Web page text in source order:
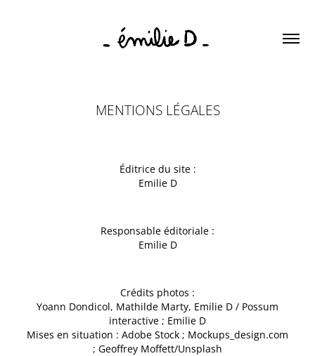
MENTIONS LÉGALES
Éditrice du site :
Emilie D
Responsable éditoriale :
Emilie D
Crédits photos :
Yoann Dondicol, Mathilde Marty, Emilie D / Possum
interactive ; Emilie D
Mises en situation : Adobe Stock ; Mockups_design.com
; Geoffrey Moffett/Unsplash